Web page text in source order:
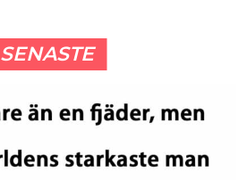
SENASTE